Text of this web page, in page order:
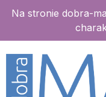
Na stronie dobra-